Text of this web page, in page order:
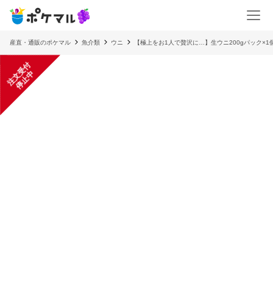
産直・通販のポケマル 魚介類 ウニ 【極上をお1人で贅沢に…】生ウニ200gパック×1
注
文
受
付
停
止
中